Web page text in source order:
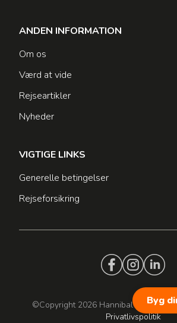
Byg
ANDEN INFORMATION
Om os
Værd at vide
Rejseartikler
Nyheder
VIGTIGE LINKS
Generelle betingelser
Rejseforsikring
©Copyright 2026 Hannibal Travel. All
Privatlivspolitik